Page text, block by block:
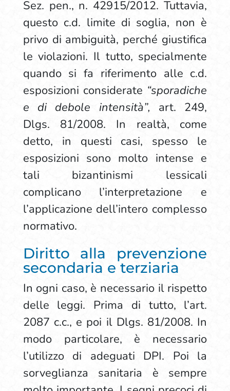
Sez. pen., n. 42915/2012. Tuttavia,
questo c.d. limite di soglia, non è
privo di ambiguità, perché giustifica
le violazioni. Il tutto, specialmente
quando si fa riferimento alle c.d.
esposizioni considerate “sporadiche
e di debole intensità”, art. 249,
Dlgs. 81/2008. In realtà, come
detto, in questi casi, spesso le
esposizioni sono molto intense e
tali bizantinismi lessicali
complicano l’interpretazione e
l’applicazione dell’intero complesso
normativo.
Diritto alla prevenzione
secondaria e terziaria
In ogni caso, è necessario il rispetto
delle leggi. Prima di tutto, l’art.
2087 c.c., e poi il Dlgs. 81/2008. In
modo particolare, è necessario
l’utilizzo di adeguati DPI. Poi la
sorveglianza sanitaria è sempre